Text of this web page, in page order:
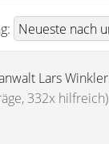
Lars Winkler
332x hilfreich)